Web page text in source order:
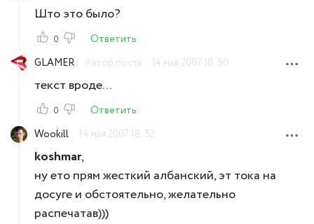
Што это было?
0
Ответить
GLAMER
Автор поста 14 мая 2007 18:50
текст вроде...
0
Ответить
Wookill
14 мая 2007 18:52
koshmar,
ну ето прям жесткий албанский, эт тока на
досуге и обстоятельно, желательно
распечатав)))